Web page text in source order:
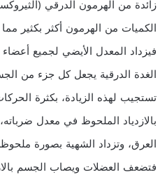
زائدة من الهرمون الدرقي
الكميات من الهرمون أكثر بكثير
فيزداد المعدل الأيضي لجميع
الغدة الدرقية يجعل كل جزء من
تستجيب لهذه الزيادة، بكثرة
بالازدياد الملحوظ في معدل
العرق، وتزداد الشهية بصورة
فتضعف العضلات ويصاب الجسم